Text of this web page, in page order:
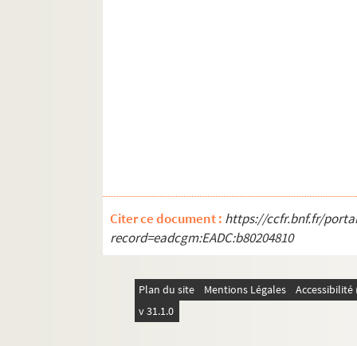
Citer ce document : https://ccfr.bnf.fr/
record=eadcgm:EADC:b80204810
Plan du site Mentions Légales
v 31.1.0